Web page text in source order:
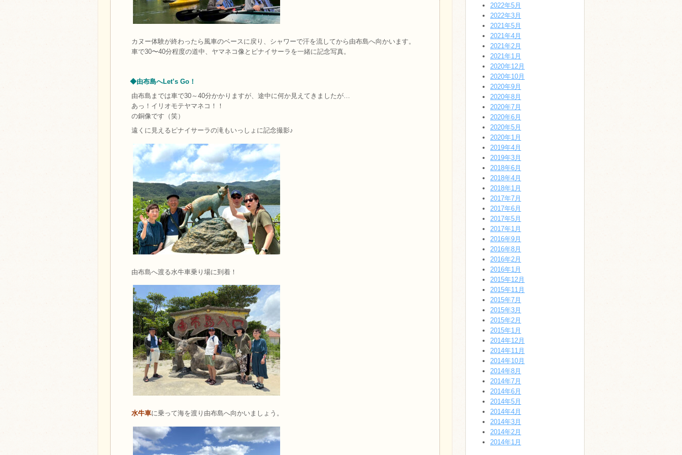
カヌー体験が終わったら風車のベースに戻り、シャワーで汗を流してから由布島へ向かいます。
車で30〜40分程度の道中、ヤマネコ像とピナイサーラを一緒に記念写真。
◆由布島へLet’s Go！
由布島までは車で30～40分かかりますが、途中に何か見えてきましたが…
あっ！イリオモテヤマネコ！！
の銅像です（笑）
遠くに見えるピナイサーラの滝もいっしょに記念撮影♪
由布島へ渡る水牛車乗り場に到着！
水牛車に乗って海を渡り由布島へ向かいましょう。
2022年5月
2022年3月
2021年5月
2021年4月
2021年2月
2021年1月
2020年12月
2020年10月
2020年9月
2020年8月
2020年7月
2020年6月
2020年5月
2020年1月
2019年4月
2019年3月
2018年6月
2018年4月
2018年1月
2017年7月
2017年6月
2017年5月
2017年1月
2016年9月
2016年8月
2016年2月
2016年1月
2015年12月
2015年11月
2015年7月
2015年3月
2015年2月
2015年1月
2014年12月
2014年11月
2014年10月
2014年8月
2014年7月
2014年6月
2014年5月
2014年4月
2014年3月
2014年2月
2014年1月